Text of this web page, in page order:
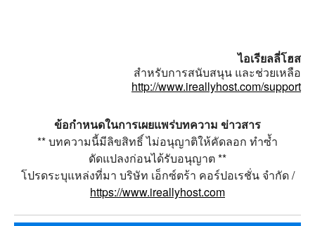
ไอเรียลลี่โฮส
สำหรับการสนับสนุน และช่วยเหลือ
http://www.ireallyhost.com/support
ข้อกำหนดในการเผยแพร่บทความ ข่าวสาร
** บทความนี้มีลิขสิทธิ์ ไม่อนุญาติให้คัดลอก ทำซ้ำ
ดัดแปลงก่อนได้รับอนุญาต **
โปรดระบุแหล่งที่มา บริษัท เอ็กซ์ตร้า คอร์ปอเรชั่น จำกัด /
https://www.ireallyhost.com